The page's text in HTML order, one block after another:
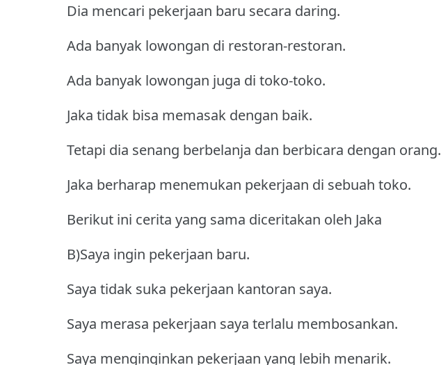
Dia mencari pekerjaan baru secara daring.
Ada banyak lowongan di restoran-restoran.
Ada banyak lowongan juga di toko-toko.
Jaka tidak bisa memasak dengan baik.
Tetapi dia senang berbelanja dan berbicara dengan orang.
Jaka berharap menemukan pekerjaan di sebuah toko.
Berikut ini cerita yang sama diceritakan oleh Jaka
B)Saya ingin pekerjaan baru.
Saya tidak suka pekerjaan kantoran saya.
Saya merasa pekerjaan saya terlalu membosankan.
Saya menginginkan pekerjaan yang lebih menarik.